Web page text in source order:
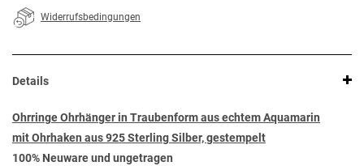
Widerrufsbedingungen
Details
Ohrringe Ohrhänger in Traubenform aus echtem Aquamarin
mit Ohrhaken aus 925 Sterling Silber, gestempelt
100% Neuware und ungetragen